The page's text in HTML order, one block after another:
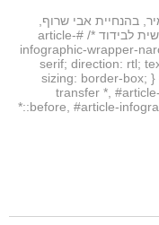
בהנחיית אבי שרוף,
הפסיכולוג הראשי של המכון. /* עטיפה ראשית לבידוד */ #article-
infographic-wrapper-
serif; direction: rtl;
sizing: border-box;
transfer *,
*::before, #article-